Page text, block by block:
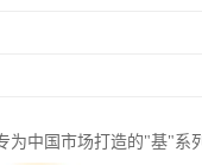
中国市场打造的"基"系